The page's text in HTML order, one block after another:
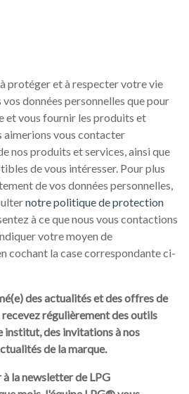
protéger et à respecter votre vie
données personnelles que pour
et vous fournir les produits et
aimerions vous contacter
nos produits et services, ainsi que
vous intéresser. Pour plus
de vos données personnelles,
notre politique de protection
à ce que nous vous contactions
votre moyen de
cochant la case correspondante ci-
des actualités et des offres de
régulièrement des outils
des invitations à nos
de la marque.
la newsletter de LPG